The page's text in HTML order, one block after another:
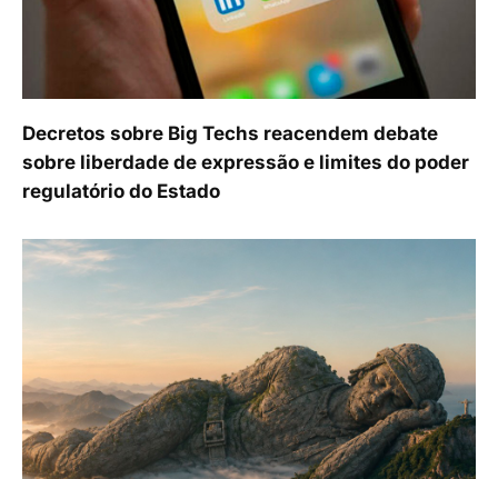
Decretos sobre Big Techs reacendem debate
sobre liberdade de expressão e limites do poder
regulatório do Estado